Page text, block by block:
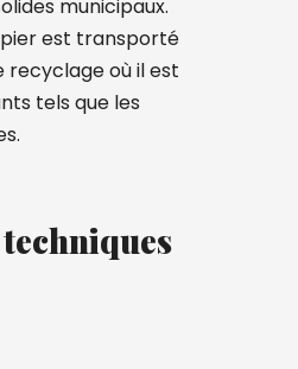
municipaux.
est transporté
recyclage où il est
tels que les
5% off your first
promotions. Get 5% off your